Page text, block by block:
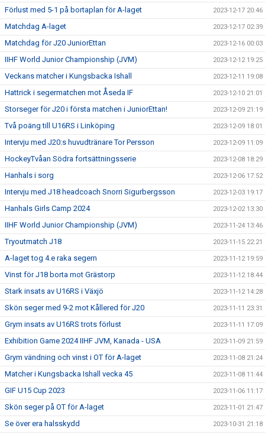
Förlust med 5-1 på bortaplan för A-laget 2023-12-17 20:46
Matchdag A-laget 2023-12-17 02:39
Matchdag för J20 JuniorEttan 2023-12-16 00:03
IIHF World Junior Championship (JVM) 2023-12-12 19:25
Veckans matcher i Kungsbacka Ishall 2023-12-11 19:08
Hattrick i segermatchen mot Åseda IF 2023-12-10 21:01
Storseger för J20 i första matchen i JuniorEttan! 2023-12-09 21:19
Två poäng till U16RS i Linköping 2023-12-09 18:01
Intervju med J20:s huvudtränare Tor Persson 2023-12-09 11:09
HockeyTvåan Södra fortsättningsserie 2023-12-08 18:29
Hanhals i sorg 2023-12-06 17:52
Intervju med J18 headcoach Snorri Sigurbergsson 2023-12-03 19:17
Hanhals Girls Camp 2024 2023-12-02 13:30
IIHF World Junior Championship (JVM) 2023-11-24 13:46
Tryoutmatch J18 2023-11-15 22:21
A-laget tog 4.e raka segern 2023-11-12 19:59
Vinst för J18 borta mot Grästorp 2023-11-12 18:44
Stark insats av U16RS i Växjö 2023-11-12 14:28
Skön seger med 9-2 mot Kållered för J20 2023-11-11 23:31
Grym insats av U16RS trots förlust 2023-11-11 17:09
Exhibition Game 2024 IIHF JVM, Kanada - USA 2023-11-09 21:59
Grym vändning och vinst i OT för A-laget 2023-11-08 21:24
Matcher i Kungsbacka Ishall vecka 45 2023-11-08 11:44
GIF U15 Cup 2023 2023-11-06 11:17
Skön seger på OT för A-laget 2023-11-01 21:47
Se över era halsskydd 2023-10-31 21:18